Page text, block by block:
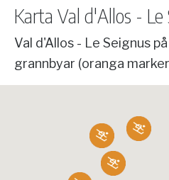
Karta Val d'Allos - Le
Val d'Allos - Le Seignus
grannbyar (oranga